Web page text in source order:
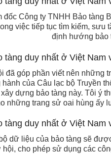
đốc Công ty TNHH Bảo tàng
việc tiếp tục tìm kiếm, sưu
định hướng bảo
đã góp phần viết nên
của Câu lạc bộ Truyền
dựng bảo tàng này. Tôi ý
những trang sử oai hùng ấy
dữ liệu của bảo tàng sẽ
cho phép sử dụng các